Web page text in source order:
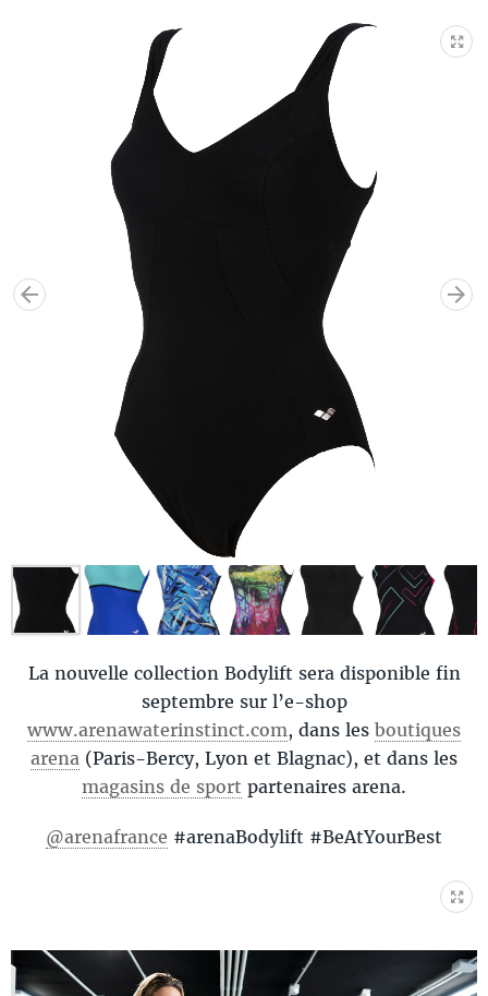
La nouvelle collection Bodylift sera disponible fin
septembre sur l’e-shop
www.arenawaterinstinct.com, dans les boutiques
arena (Paris-Bercy, Lyon et Blagnac), et dans les
magasins de sport partenaires arena.
@arenafrance #arenaBodylift #BeAtYourBest